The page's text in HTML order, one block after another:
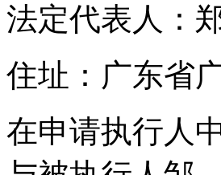
法定代表人：郑
住址：广东省
在申请执行人